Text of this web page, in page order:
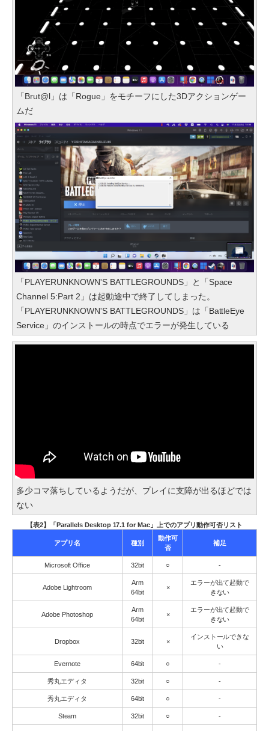
「Brut@l」は「Rogue」をモチーフにした3Dアクションゲー
ムだ
「PLAYERUNKNOWN'S BATTLEGROUNDS」と「Space
Channel 5:Part 2」は起動途中で終了してしまった。
「PLAYERUNKNOWN'S BATTLEGROUNDS」は「BattleEye
Service」のインストールの時点でエラーが発生している
多少コマ落ちしているようだが、プレイに支障が出るほどでは
ない
【表2】「Parallels Desktop 17.1 for Mac」上でのアプリ動作可否リスト
アプリ名 種別
動作可
否
補足
Microsoft Office 32bit ○ -
Adobe Lightroom
Arm
64bit
×
エラーが出て起動で
きない
Adobe Photoshop
Arm
64bit
×
エラーが出て起動で
きない
Dropbox 32bit ×
インストールできな
い
Evernote 64bit ○ -
秀丸エディタ 32bit ○ -
秀丸エディタ 64bit ○ -
Steam 32bit ○ -